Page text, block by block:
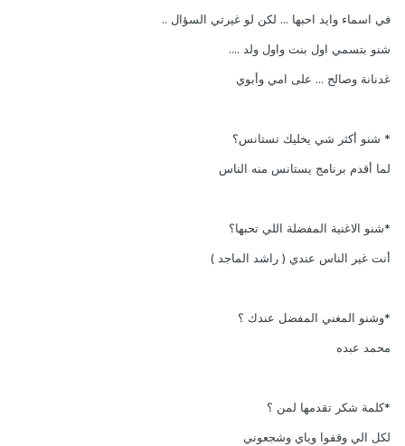
في اسماء وايد احبها ... لكن لو غيرتي السؤال ..
شنو بتسمي اول بنت واول ولد ....
غدنانة وصالح ... على امي وأبوي
* شنو أكثر شي يخليك تستانس؟
لما أقدم برنامج يستانس منه الناس
*شنو الاغنية المفضلة اللي تحبها؟
أنت غير الناس عندي ( راشد الماجد )
*وشنو المغني المفضل عندك ؟
محمد عبده
*كلمة شكر تقدمها لمن ؟
لكل الي وقفوا وياي وشجعوني